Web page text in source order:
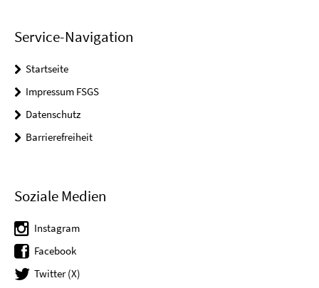
Service-Navigation
Startseite
Impressum FSGS
Datenschutz
Barrierefreiheit
Soziale Medien
Instagram
Facebook
Twitter (X)